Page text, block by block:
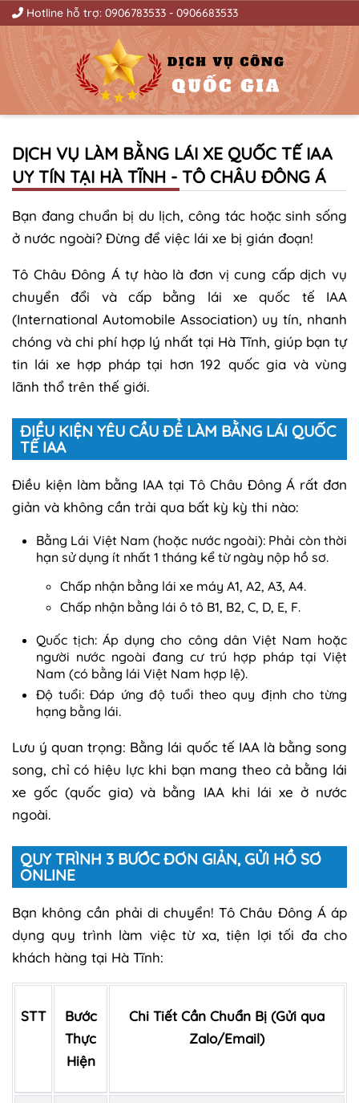
Hotline hỗ trợ: 0906783533 - 0906683533
DỊCH VỤ LÀM BẰNG LÁI XE QUỐC TẾ IAA
UY TÍN TẠI HÀ TĨNH - TÔ CHÂU ĐÔNG Á
Bạn đang chuẩn bị du lịch, công tác hoặc sinh sống
ở nước ngoài? Đừng để việc lái xe bị gián đoạn!
Tô Châu Đông Á tự hào là đơn vị cung cấp dịch vụ
chuyển đổi và cấp bằng lái xe quốc tế IAA
(International Automobile Association) uy tín, nhanh
chóng và chi phí hợp lý nhất tại Hà Tĩnh, giúp bạn tự
tin lái xe hợp pháp tại hơn 192 quốc gia và vùng
lãnh thổ trên thế giới.
ĐIỀU KIỆN YÊU CẦU ĐỂ LÀM BẰNG LÁI QUỐC
TẾ IAA
Điều kiện làm bằng IAA tại Tô Châu Đông Á rất đơn
giản và không cần trải qua bất kỳ kỳ thi nào:
Bằng Lái Việt Nam (hoặc nước ngoài): Phải còn thời
hạn sử dụng ít nhất 1 tháng kể từ ngày nộp hồ sơ.
Chấp nhận bằng lái xe máy A1, A2, A3, A4.
Chấp nhận bằng lái ô tô B1, B2, C, D, E, F.
Quốc tịch: Áp dụng cho công dân Việt Nam hoặc
người nước ngoài đang cư trú hợp pháp tại Việt
Nam (có bằng lái Việt Nam hợp lệ).
Độ tuổi: Đáp ứng độ tuổi theo quy định cho từng
hạng bằng lái.
Lưu ý quan trọng: Bằng lái quốc tế IAA là bằng song
song, chỉ có hiệu lực khi bạn mang theo cả bằng lái
xe gốc (quốc gia) và bằng IAA khi lái xe ở nước
ngoài.
QUY TRÌNH 3 BƯỚC ĐƠN GIẢN, GỬI HỒ SƠ
ONLINE
Bạn không cần phải di chuyển! Tô Châu Đông Á áp
dụng quy trình làm việc từ xa, tiện lợi tối đa cho
khách hàng tại Hà Tĩnh:
STT
Bước
Thực
Hiện
Chi Tiết Cần Chuẩn Bị (Gửi qua
Zalo/Email)